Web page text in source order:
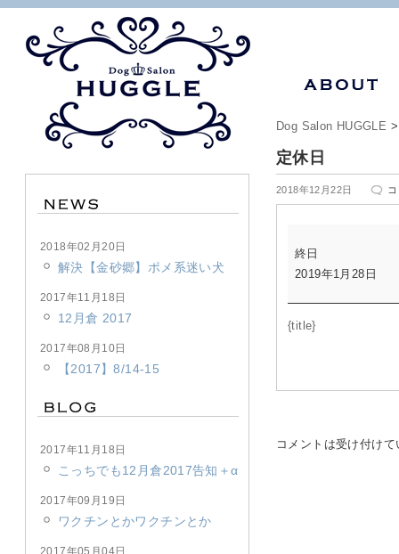
Dog Salon HUGGLE
定休日
2018年12月22日
定
休
休
日
終日
2019年1月28日
{title}
コメントは受け付け
2018年02月20日
解決【金砂郷】ポメ系迷い犬
2017年11月18日
12月倉 2017
2017年08月10日
【2017】8/14-15
2017年11月18日
こっちでも12月倉2017告知＋α
2017年09月19日
ワクチンとかワクチンとか
2017年05月04日